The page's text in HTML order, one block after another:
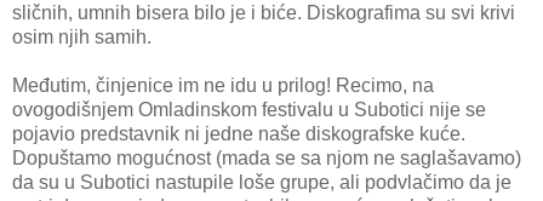
sličnih, umnih bisera bilo je i biće. Diskografima su svi krivi
osim njih samih.
Međutim, činjenice im ne idu u prilog! Recimo, na
ovogodišnjem Omladinskom festivalu u Subotici nije se
pojavio predstavnik ni jedne naše diskografske kuće.
Dopuštamo mogućnost (mada se sa njom ne saglašavamo)
da su u Subotici nastupile loše grupe, ali podvlačimo da je